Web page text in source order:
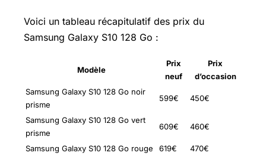
Voici un tableau récapitulatif des prix du
Samsung Galaxy S10 128 Go :
Modèle
Prix
neuf
Prix
d’occasion
Samsung Galaxy S10 128 Go noir
prisme
599€ 450€
Samsung Galaxy S10 128 Go vert
prisme
609€ 460€
Samsung Galaxy S10 128 Go rouge 619€
470€